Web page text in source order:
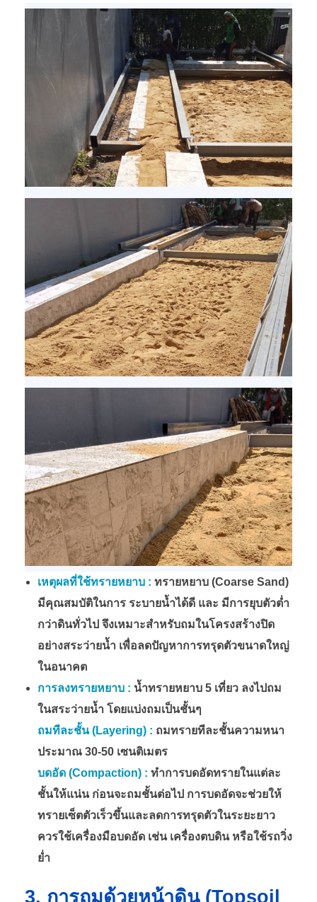
เหตุผลที่ใช้ทรายหยาบ : ทรายหยาบ (Coarse Sand)
มีคุณสมบัติในการ ระบายน้ำได้ดี และ มีการยุบตัวต่ำ
กว่าดินทั่วไป จึงเหมาะสำหรับถมในโครงสร้างปิด
อย่างสระว่ายน้ำ เพื่อลดปัญหาการทรุดตัวขนาดใหญ่
ในอนาคต
การลงทรายหยาบ : น้ำทรายหยาบ 5 เที่ยว ลงไปถม
ในสระว่ายน้ำ โดยแบ่งถมเป็นชั้นๆ
ถมทีละชั้น (Layering) : ถมทรายทีละชั้นความหนา
ประมาณ 30-50 เซนติเมตร
บดอัด (Compaction) : ทำการบดอัดทรายในแต่ละ
ชั้นให้แน่น ก่อนจะถมชั้นต่อไป การบดอัดจะช่วยให้
ทรายเซ็ตตัวเร็วขึ้นและลดการทรุดตัวในระยะยาว
ควรใช้เครื่องมือบดอัด เช่น เครื่องตบดิน หรือใช้รถวิ่ง
ย่ำ
3. การถมด้วยหน้าดิน (Topsoil